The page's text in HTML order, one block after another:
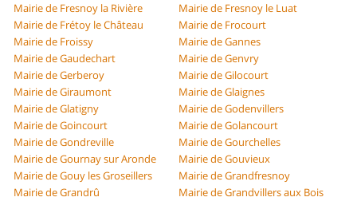
Mairie de Fresnoy la Rivière
Mairie de Fresnoy le Luat
Mairie de Frétoy le Château
Mairie de Frocourt
Mairie de Froissy
Mairie de Gannes
Mairie de Gaudechart
Mairie de Genvry
Mairie de Gerberoy
Mairie de Gilocourt
Mairie de Giraumont
Mairie de Glaignes
Mairie de Glatigny
Mairie de Godenvillers
Mairie de Goincourt
Mairie de Golancourt
Mairie de Gondreville
Mairie de Gourchelles
Mairie de Gournay sur Aronde
Mairie de Gouvieux
Mairie de Gouy les Groseillers
Mairie de Grandfresnoy
Mairie de Grandrû
Mairie de Grandvillers aux Bois